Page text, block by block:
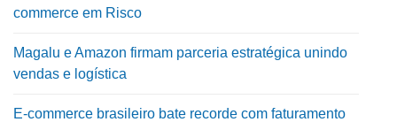
commerce em Risco
Magalu e Amazon firmam parceria estratégica unindo
vendas e logística
E-commerce brasileiro bate recorde com faturamento